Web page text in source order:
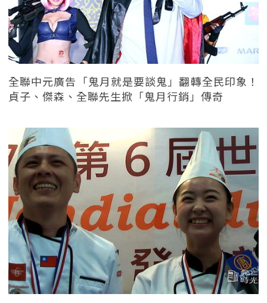
全聯中元廣告「鬼月就是要談鬼」翻轉全民印象！
貞子、傑森、全聯先生掀「鬼月行銷」傳奇